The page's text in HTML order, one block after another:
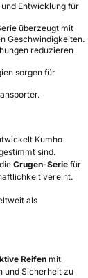
Entwicklung für
überzeugt mit
Geschwindigkeiten.
reduzieren
sorgen für
Kumho
sind.
Crugen-Serie für
vereint.
als
Reifen mit
und Sicherheit zu